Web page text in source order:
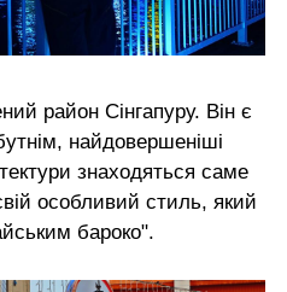
район Сінгапуру. Він є
найдовершеніші
знаходяться саме
особливий стиль, який
бароко".